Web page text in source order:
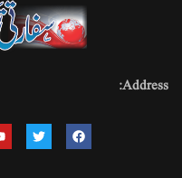
Address: